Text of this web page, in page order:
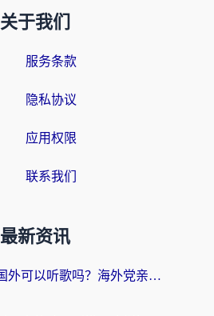
关于我们
服务条款
隐私协议
应用权限
联系我们
最新资讯
酷狗会员在国外可以听歌吗？海外党亲测有效：3步解决音乐权限难题